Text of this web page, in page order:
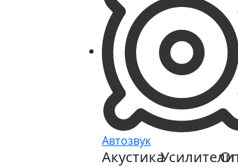
Автозвук
АкустикаУсилители